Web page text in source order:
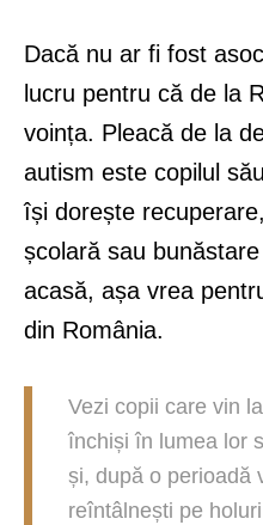
Dacă nu ar fi fost
lucru pentru că de la
voința. Pleacă de la
autism este copilul
își dorește
școlară sau
acasă, așa vrea
din România.
Vezi copii care vin
închiși în lumea lor
și, după o perioadă
reîntâlnești pe